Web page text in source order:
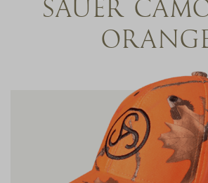
SAUER